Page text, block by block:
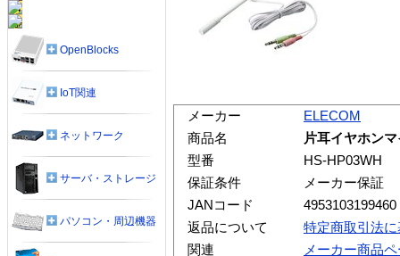
メーカー
ELECOM
商品名
片耳イヤホン
型番
HS-HP03WH
保証条件
メーカー保証
JANコード
4953103199460
返品について
特定商取引法
関連
メーカー商品
OpenBlocks
IoT関連
ネットワーク
サーバ・ストレージ
パソコン・周辺機器